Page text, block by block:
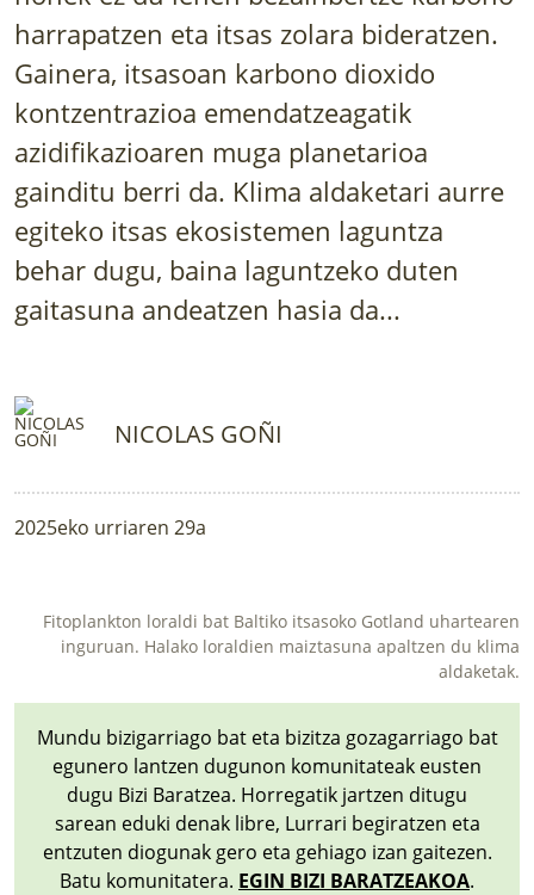
LURRAREN AGENDA
AZOKA
harrapatzen eta itsas zolara bideratzen.
Gainera, itsasoan karbono dioxido
kontzentrazioa emendatzeagatik
azidifikazioaren muga planetarioa
gainditu berri da. Klima aldaketari aurre
egiteko itsas ekosistemen laguntza
behar dugu, baina laguntzeko duten
gaitasuna andeatzen hasia da...
NICOLAS GOÑI
2025eko urriaren 29a
Fitoplankton loraldi bat Baltiko itsasoko Gotland uhartearen
inguruan. Halako loraldien maiztasuna apaltzen du klima
aldaketak.
Mundu bizigarriago bat eta bizitza gozagarriago bat
egunero lantzen dugunon komunitateak eusten
dugu Bizi Baratzea. Horregatik jartzen ditugu
sarean eduki denak libre, Lurrari begiratzen eta
entzuten diogunak gero eta gehiago izan gaitezen.
Batu komunitatera. EGIN BIZI BARATZEAKOA.